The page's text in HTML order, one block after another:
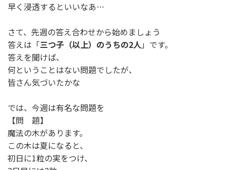
早く浸透するといいなあ…
さて、先週の答え合わせから始めましょう
答えは「三つ子（以上）のうちの2人」です。
答えを聞けば、
何ということはない問題でしたが、
皆さん気づいたかな
では、今週は有名な問題を
【問 題】
魔法の木があります。
この木は夏になると、
初日に1粒の実をつけ、